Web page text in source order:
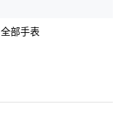
全部手表